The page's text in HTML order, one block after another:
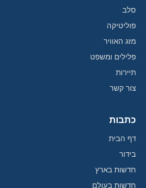
סלב
פוליטיקה
מזג האוויר
פלילים ומשפט
תיירות
צור קשר
כתבות
דף הבית
בידור
חדשות בארץ
חדשות בעולם